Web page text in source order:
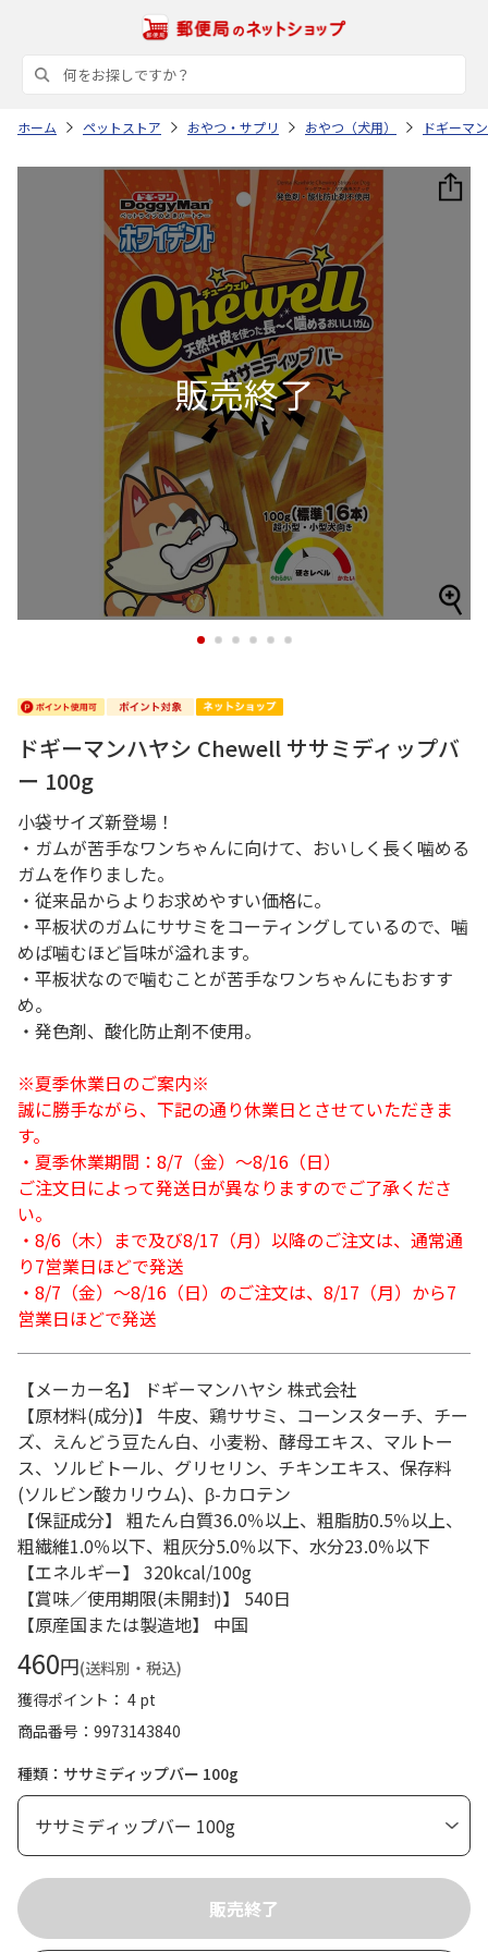
ホーム ペットストア おやつ・サプリ おやつ（犬用） ドギーマ
1 2 3 4 5 6
ドギーマンハヤシ Chewell ササミディップバ
ー 100g
小袋サイズ新登場！
・ガムが苦手なワンちゃんに向けて、おいしく長く噛める
ガムを作りました。
・従来品からよりお求めやすい価格に。
・平板状のガムにササミをコーティングしているので、噛
めば噛むほど旨味が溢れます。
・平板状なので噛むことが苦手なワンちゃんにもおすす
め。
・発色剤、酸化防止剤不使用。
※夏季休業日のご案内※
誠に勝手ながら、下記の通り休業日とさせていただきま
す。
・夏季休業期間：8/7（金）～8/16（日）
ご注文日によって発送日が異なりますのでご了承くださ
い。
・8/6（木）まで及び8/17（月）以降のご注文は、通常通
り7営業日ほどで発送
・8/7（金）～8/16（日）のご注文は、8/17（月）から7
営業日ほどで発送
【メーカー名】 ドギーマンハヤシ 株式会社
【原材料(成分)】 牛皮、鶏ササミ、コーンスターチ、チー
ズ、えんどう豆たん白、小麦粉、酵母エキス、マルトー
ス、ソルビトール、グリセリン、チキンエキス、保存料
(ソルビン酸カリウム)、β-カロテン
【保証成分】 粗たん白質36.0％以上、粗脂肪0.5％以上、
粗繊維1.0％以下、粗灰分5.0％以下、水分23.0％以下
【エネルギー】 320kcal/100g
【賞味／使用期限(未開封)】 540日
【原産国または製造地】 中国
460円(送料別・税込)
獲得ポイント： 4 pt
商品番号
9973143840
種類：ササミディップバー 100g